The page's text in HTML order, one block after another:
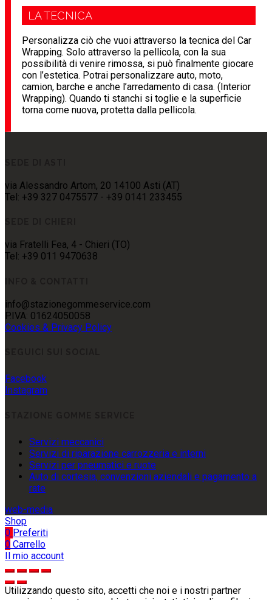
LA TECNICA
Personalizza ciò che vuoi attraverso la tecnica del Car
Wrapping. Solo attraverso la pellicola, con la sua
possibilità di venire rimossa, si può finalmente giocare
con l’estetica. Potrai personalizzare auto, moto,
camion, barche e anche l’arredamento di casa. (Interior
Wrapping). Quando ti stanchi si toglie e la superficie
torna come nuova, protetta dalla pellicola.
via Alessandro Artom, 20 14100 Asti (AT)
Tel: +39 327 0475577 - +39 0141 233455
via Fratelli Fea, 4 - Chieri (TO)
Tel: +39 011 9470638
info@stazionegommeservice.com
P.IVA: 01624050058
Cookies & Privacy Policy
Facebook
Instagram
Servizi meccanici
Servizi di riparazione carrozzeria e interni
Servizi per pneumatici e ruote
Auto di cortesia, convenzioni aziendali e pagamento a
rate
web-media
Shop
0 Preferiti
0 Carrello
Il mio account
Utilizzando questo sito, accetti che noi e i nostri partner